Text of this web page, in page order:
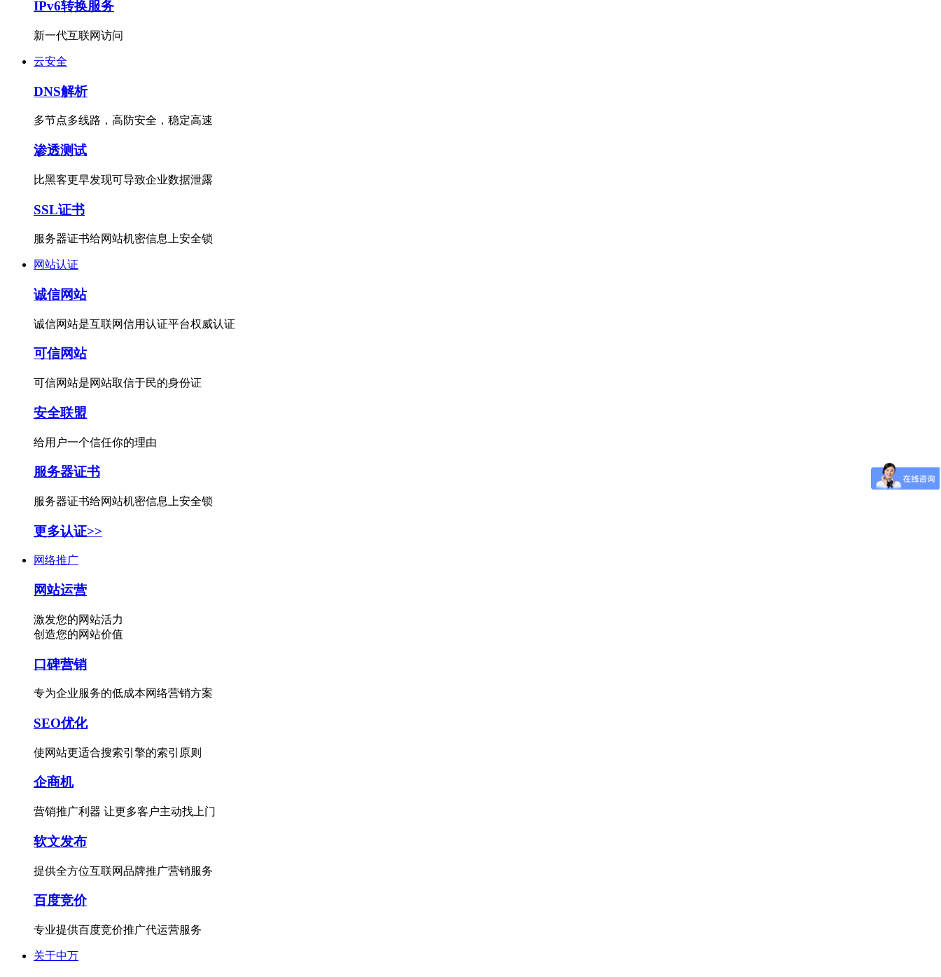
IPv6转换服务
新一代互联网访问
云安全
DNS解析
多节点多线路，高防安全，稳定高速
渗透测试
比黑客更早发现可导致企业数据泄露
SSL证书
服务器证书给网站机密信息上安全锁
网站认证
诚信网站
诚信网站是互联网信用认证平台权威认证
可信网站
可信网站是网站取信于民的身份证
安全联盟
给用户一个信任你的理由
服务器证书
服务器证书给网站机密信息上安全锁
更多认证>>
网络推广
网站运营
激发您的网站活力
创造您的网站价值
口碑营销
专为企业服务的低成本网络营销方案
SEO优化
使网站更适合搜索引擎的索引原则
企商机
营销推广利器 让更多客户主动找上门
软文发布
提供全方位互联网品牌推广营销服务
百度竞价
专业提供百度竞价推广代运营服务
关于中万